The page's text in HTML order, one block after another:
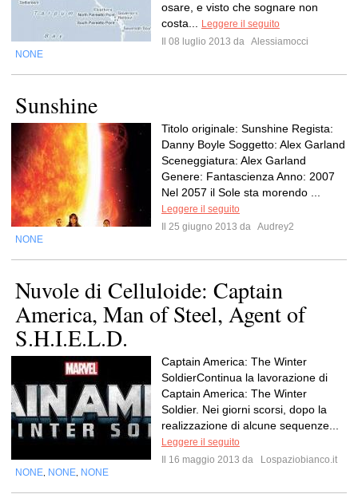
osare, e visto che sognare non
costa...
Leggere il seguito
Il 08 luglio 2013 da Alessiamocci
NONE
Sunshine
Titolo originale: Sunshine Regista:
Danny Boyle Soggetto: Alex Garland
Sceneggiatura: Alex Garland
Genere: Fantascienza Anno: 2007
Nel 2057 il Sole sta morendo ...
Leggere il seguito
Il 25 giugno 2013 da Audrey2
NONE
Nuvole di Celluloide: Captain
America, Man of Steel, Agent of
S.H.I.E.L.D.
Captain America: The Winter
SoldierContinua la lavorazione di
Captain America: The Winter
Soldier. Nei giorni scorsi, dopo la
realizzazione di alcune sequenze...
Leggere il seguito
Il 16 maggio 2013 da
Lospaziobianco.it
NONE NONE NONE